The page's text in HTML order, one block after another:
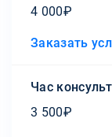
4 000₽
Заказать
Час
3 500₽